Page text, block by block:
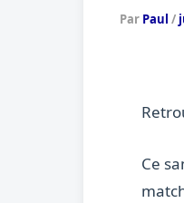
Par Paul /
Ce